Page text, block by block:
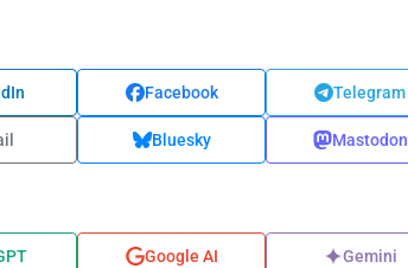
Facebook Telegram
Bluesky Mastodon
Google AI Gemini